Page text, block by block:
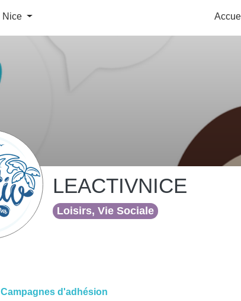
Nice
LEACTIVNICE
Loisirs, Vie Sociale
Campagnes d'adhésion